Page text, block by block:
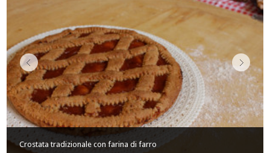
Crostata tradizionale con farina di farro